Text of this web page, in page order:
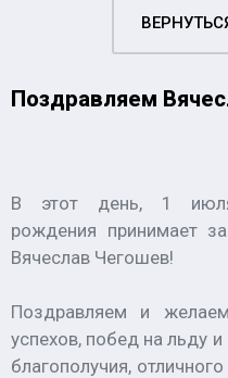
Поздравляем
В этот день, 1
рождения принимает
Вячеслав Чегошев!
Поздравляем и
успехов, побед на льду
благополучия,